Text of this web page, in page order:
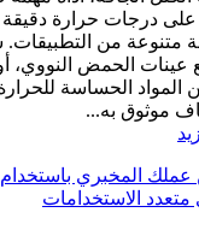
درجات حرارة دقيقة
متنوعة من
الحمض النووي، أو
المواد الحساسة
موثوق به...